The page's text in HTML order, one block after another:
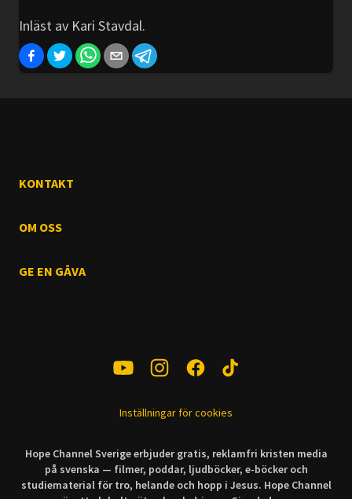
Inläst av Kari Stavdal.
KONTAKT
OM OSS
GE EN GÅVA
Inställningar för cookies
Hope Channel Sverige erbjuder gratis, reklamfri kristen media
på svenska — filmer, poddar, ljudböcker, e-böcker och
studiematerial för tro, helande och hopp i Jesus. Hope Channel